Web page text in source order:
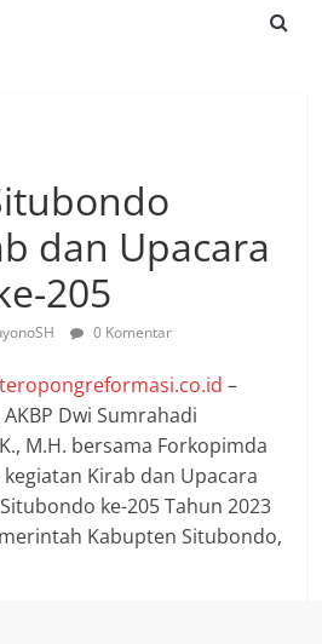
dan Upacara
205
0 Komentar
–
Dwi Sumrahadi
M.H. bersama Forkopimda
Kirab dan Upacara
ke-205 Tahun 2023
Kabupten Situbondo,